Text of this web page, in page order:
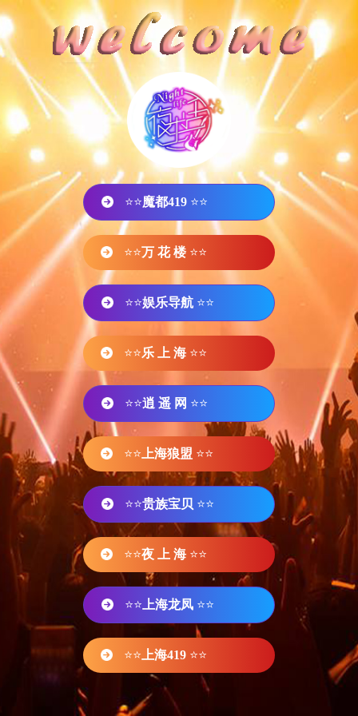
⭐⭐魔都419 ⭐⭐
⭐⭐万 花 楼 ⭐⭐
⭐⭐娱乐导航 ⭐⭐
⭐⭐乐 上 海 ⭐⭐
⭐⭐逍 遥 网 ⭐⭐
⭐⭐ 上海狼盟 ⭐⭐
⭐⭐贵族宝贝 ⭐⭐
⭐⭐夜 上 海 ⭐⭐
⭐⭐ 上海龙凤 ⭐⭐
⭐⭐ 上海419 ⭐⭐